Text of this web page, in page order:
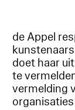
de Appel
doet haar
te
vermelding